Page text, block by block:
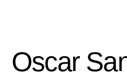
Oscar